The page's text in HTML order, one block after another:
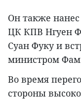
Он также
ЦК КПВ Нгуен
Суан Фуку и
министром
Во время
стороны